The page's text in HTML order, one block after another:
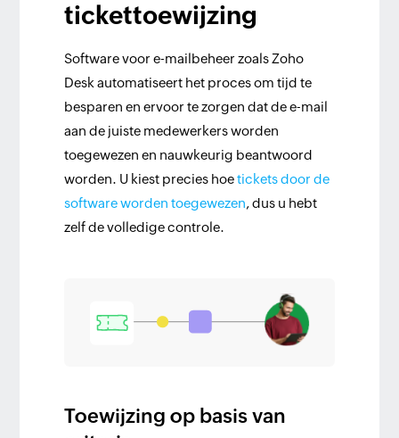
tickettoewijzing
Software voor e-mailbeheer zoals Zoho
Desk automatiseert het proces om tijd te
besparen en ervoor te zorgen dat de e-mail
aan de juiste medewerkers worden
toegewezen en nauwkeurig beantwoord
worden. U kiest precies hoetickets door de
software worden toegewezen, dus u hebt
zelf de volledige controle.
Toewijzing op basis van